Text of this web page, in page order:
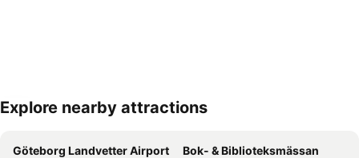
Explore nearby attractions
Göteborg Landvetter Airport Bok- & Biblioteksmässan